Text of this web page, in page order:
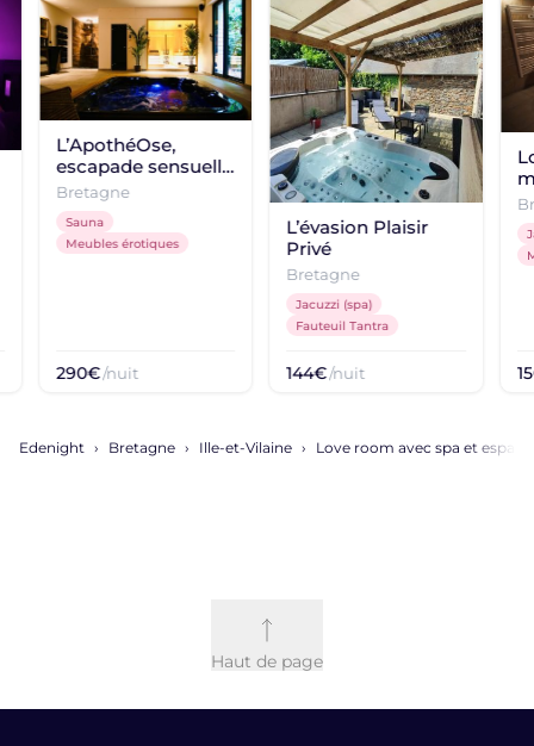
L’ApothéOse,
escapade sensuelle
en Bretagne
Bretagne
Sauna
Meubles érotiques
290€/nuit
L’évasion Plaisir
Privé
Bretagne
Jacuzzi (spa)
Fauteuil Tantra
144€/nuit
Edenight Bretagne Ille-et-Vilaine Love room avec spa et
Haut de page